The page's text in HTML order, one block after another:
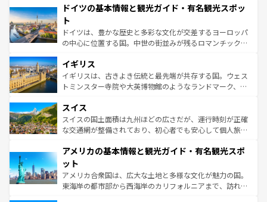
せる。地方によって風土や気候が異なるスペインはその個
ンテンツ一覧 を参照してほしい。
で、幅広い魅力が詰まっている。華麗な宮殿、歴史的な大
聖堂、美しいビーチ、そして豊かな自然が、訪れる者を心
から魅了する。また、フランスは美食の国としても知ら
れ、フランス料理はユネスコ無形文化遺産にも登録されて
香り高いラベンダー畑など、多彩な楽しみ方が可能だ。さ
らに、パリ以外の地域にも魅力が溢れており、どの街角に
も豊かな歴史と文化が息づいている。パリ以外の個性あふ
を参照してほしい。
ドイツの基本情報と観光ガイド・有名観光スポッ
ト
ドイツは、豊かな歴史と多彩な文化が交差するヨーロッパ
の中心に位置する国。中世の街並みが残るロマンチック街
顔を持つこの国は、どこを歩いても飽きることがない。ベ
ルリンの文化的活気、バイエルン州のアルプスの絶景、そ
してライン川沿いのワイン畑といった風景は必見。ビール
は、お酒好きな人にはぜひ体験してほしい。 なお、新着の
ドイツ情報はコンテンツ一覧を参照してほしい。
イギリス
イギリスは、古きよき伝統と最先端が共存する国。ウェス
トミンスター寺院や大英博物館のようなランドマーク、歴
リアごとに異なる魅力がある。また、優雅なアフタヌーン
ティー、ビール好きにはたまらない英国パブ、サッカー観
戦など、本場だからこそできる体験も豊富。イギリスを旅
ンツ一覧を参照してほしい。
スイス
スイスの国土面積は九州ほどの広さだが、運行時刻が正確
な交通網が整備されており、初心者でも安心して個人旅行
の建物がそのまま残る町や、スイスならではのユニークな
博物館もあり、アルプス観光だけでなく町歩きも満喫する
ことができる。国民の所得が高いため物価も高いが、旅行
者向けの交通パス提供のサービスもあり、うまく活用すれ
アメリカの基本情報と観光ガイド・有名観光スポ
ット
アメリカ合衆国は、広大な土地と多様な文化が魅力の国。
東海岸の都市部から西海岸のカリフォルニアまで、訪れる